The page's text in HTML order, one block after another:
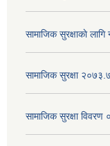
सामाजिक सुरक्षाकाे
सामाजिक सुरक्षा
सामाजिक सुरक्षा